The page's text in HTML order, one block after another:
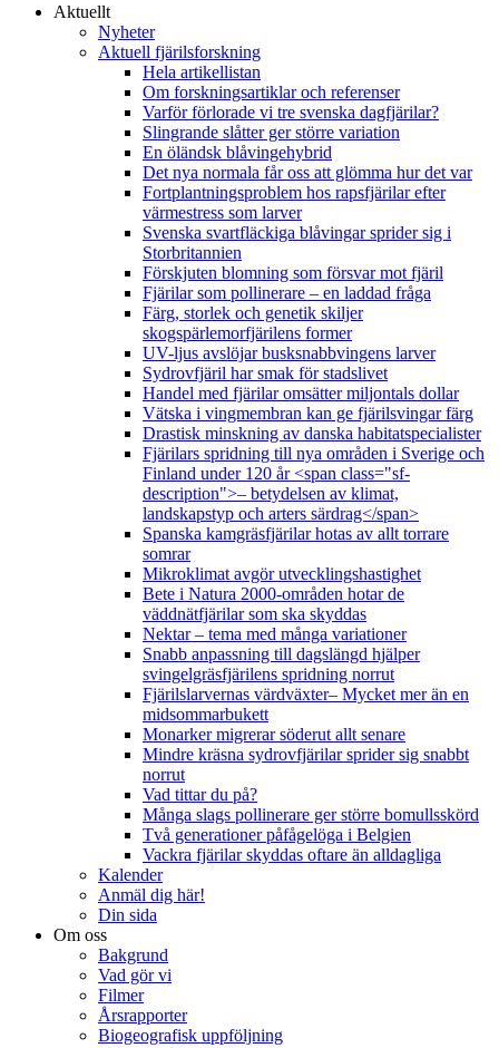
Aktuellt
Nyheter
Aktuell fjärilsforskning
Hela artikellistan
Om forskningsartiklar och referenser
Varför förlorade vi tre svenska dagfjärilar?
Slingrande slåtter ger större variation
En öländsk blåvingehybrid
Det nya normala får oss att glömma hur det var
Fortplantningsproblem hos rapsfjärilar efter
värmestress som larver
Svenska svartfläckiga blåvingar sprider sig i
Storbritannien
Förskjuten blomning som försvar mot fjäril
Fjärilar som pollinerare – en laddad fråga
Färg, storlek och genetik skiljer
skogspärlemorfjärilens former
UV-ljus avslöjar busksnabbvingens larver
Sydrovfjäril har smak för stadslivet
Handel med fjärilar omsätter miljontals dollar
Vätska i vingmembran kan ge fjärilsvingar färg
Drastisk minskning av danska habitatspecialister
Fjärilars spridning till nya områden i Sverige och
Finland under 120 år <span class="sf-
description">– betydelsen av klimat,
landskapstyp och arters särdrag</span>
Spanska kamgräsfjärilar hotas av allt torrare
somrar
Mikroklimat avgör utvecklingshastighet
Bete i Natura 2000-områden hotar de
väddnätfjärilar som ska skyddas
Nektar – tema med många variationer
Snabb anpassning till dagslängd hjälper
svingelgräsfjärilens spridning norrut
Fjärilslarvernas värdväxter– Mycket mer än en
midsommarbukett
Monarker migrerar söderut allt senare
Mindre kräsna sydrovfjärilar sprider sig snabbt
norrut
Vad tittar du på?
Många slags pollinerare ger större bomullsskörd
Två generationer påfågelöga i Belgien
Vackra fjärilar skyddas oftare än alldagliga
Kalender
Anmäl dig här!
Din sida
Om oss
Bakgrund
Vad gör vi
Filmer
Årsrapporter
Biogeografisk uppföljning